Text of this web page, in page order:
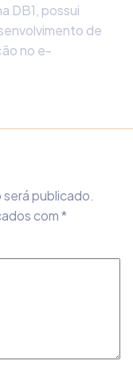
DB1, possui
de
no e-
publicado.
com*